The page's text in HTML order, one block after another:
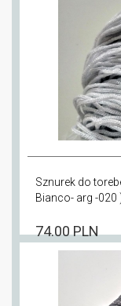
Sznurek do
Bianco- arg -020
74.00 PLN